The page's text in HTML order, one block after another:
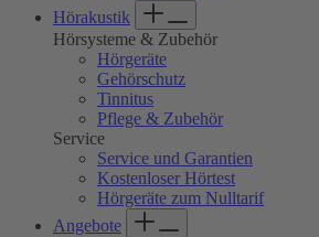
Hörakustik
Hörsysteme & Zubehör
Hörgeräte
Gehörschutz
Tinnitus
Pflege & Zubehör
Service
Service und Garantien
Kostenloser Hörtest
Hörgeräte zum Nulltarif
Angebote